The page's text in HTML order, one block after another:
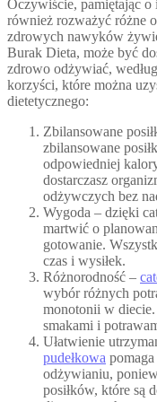
Oczywiście, pamiętając
również rozważyć różne
zdrowych nawyków
Burak Dieta, może być
zdrowo odżywiać,
korzyści, które można
dietetycznego:
Zbilansowane
zbilansowane
odpowiedniej
dostarczasz
odżywczych bez
Wygoda – dzięki
martwić o
gotowanie.
czas i wysiłek.
Różnorodność –
wybór różnych
monotonii w
smakami i
Ułatwienie
pudełkowa
odżywianiu,
posiłków, które są